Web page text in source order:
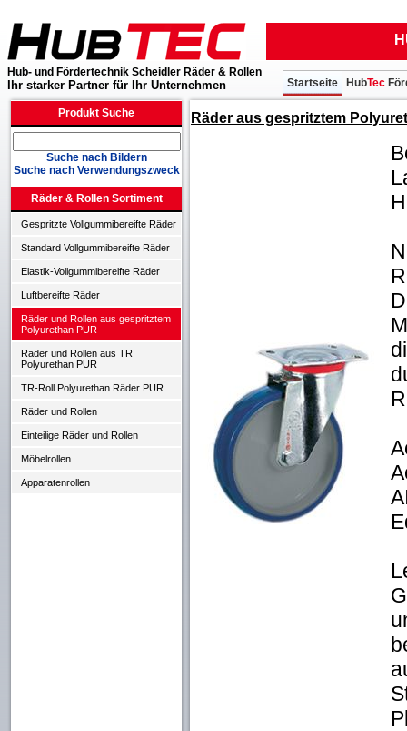
Hub- und Fördertechnik Scheidler Räder & Rollen
Ihr starker Partner für Ihr Unternehmen HubTec
Startseite
Produkt Suche
Suche nach Bildern
Suche nach Verwendungszweck
Räder & Rollen Sortiment
Gespritzte Vollgummibereifte Räder
Standard Vollgummibereifte Räder
Elastik-Vollgummibereifte Räder
Luftbereifte Räder
Räder und Rollen aus gespritztem
Polyurethan PUR
Räder und Rollen aus TR
Polyurethan PUR
TR-Roll Polyurethan Räder PUR
Räder und Rollen
Einteilige Räder und Rollen
Möbelrollen
Apparatenrollen
Räder aus gespritztem